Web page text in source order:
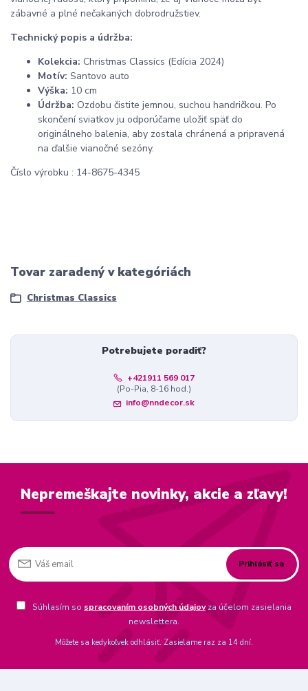
zábavné a plné nečakaných dobrodružstiev.
Technický popis a údržba:
Kolekcia: Christmas Classics (Edícia 2024)
Motív: Santovo auto
Výška: 10 cm
Údržba: Ozdobu čistite jemnou, suchou handričkou. Po
skončení sviatkov ju odporúčame uložiť späť do
originálneho balenia, aby zostala chránená a pripravená
na ďalšie vianočné sezóny.
Číslo výrobku : 14-8675-4345
Tovar zaradený v kategóriách
Christmas Classics
Potrebujete poradiť?
+421911 569 017
(Po-Pia, 8-16 hod.)
info@nndecor.sk
Nepremeškajte novinky, akcie a zľavy!
Prihlásiť sa
Súhlasím so spracovaním osobných údajovza účelom zasielania
newslettera.
Môžete sa kedykoľvek odhlásiť. Zasielame raz za 14 dní.